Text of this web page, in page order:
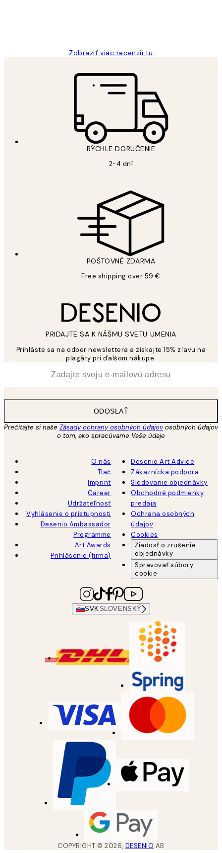
Zobraziť viac recenzií tu
RÝCHLE DORUČENIE
2-4 dní
POŠTOVNÉ ZDARMA
Free shipping over 59 €
PRIDAJTE SA K NÁŠMU SVETU UMENIA
Prihláste sa na odber newslettera a získajte 15% zľavu na
plagáty pri ďalšom nákupe.
ODOSLAŤ
Prečítajte si naše Zásady ochrany osobných údajovosobných údajov
o tom, ako spracúvame Vaše údaje
O nás
Tlač
Imprint
Career
Udržateľnosť
Vyhlásenie o prístupnosti
Desenio Ambassador
Programme
Art Awards
Prihlásenie (firma)
Desenio Art Advice
Zákaznícka podpora
Sledovanie objednávky
Obchodné podmienky
predaja
Ochrana osobných
údajov
Cookies
Žiadosť o zrušenie
objednávky
Spravovať súbory
cookie
SVKSLOVENSKÝ
COPYRIGHT ©2026, DESENIO AB